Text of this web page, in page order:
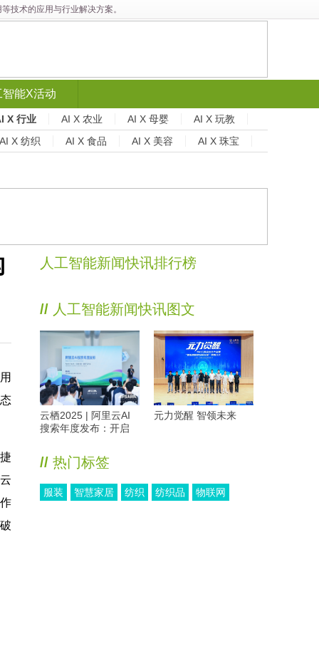
技术的应用与行业解决方案。
智能X活动
X 行业 AI X 农业 AI X 母婴
AI X 玩教
AI X 纺织
AI X 食品 AI X 美容 AI X 珠宝
人工智能新闻快讯排行榜
// 人工智能新闻快讯图文
云栖2025 | 阿里云AI
搜索年度发布：开启
新范式
元力觉醒 智领未来
// 热门标签
服装 智慧家居 纺织 纺织品 物联网